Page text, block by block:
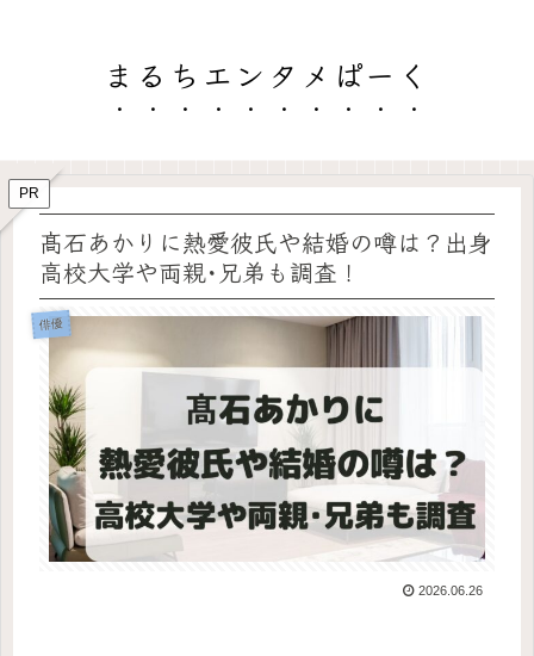
まるちエンタメぱーく
PR
髙石あかりに熱愛彼氏や結婚の噂は？出身
高校大学や両親･兄弟も調査！
俳優
2026.06.26